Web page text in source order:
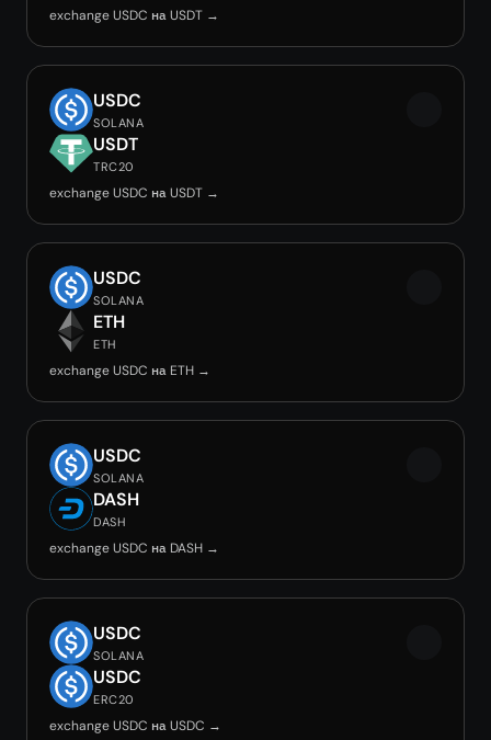
exchange USDC на USDT →
USDC
SOLANA
USDT
TRC20
exchange USDC на USDT →
USDC
SOLANA
ETH
ETH
exchange USDC на ETH →
USDC
SOLANA
DASH
DASH
exchange USDC на DASH →
USDC
SOLANA
USDC
ERC20
exchange USDC на USDC →